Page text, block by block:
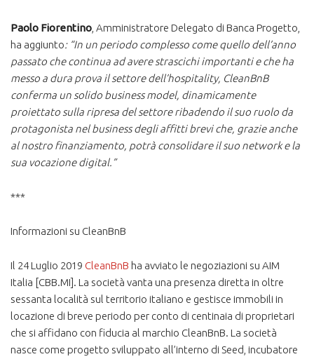
Paolo Fiorentino , Amministratore Delegato di Banca Progetto,
ha aggiunto: “In un periodo complesso come quello dell’anno
passato che continua ad avere strascichi importanti e che ha
messo a dura prova il settore dell’hospitality, CleanBnB
conferma un solido business model, dinamicamente
proiettato sulla ripresa del settore ribadendo il suo ruolo da
protagonista nel business degli affitti brevi che, grazie anche
al nostro finanziamento, potrà consolidare il suo network e la
sua vocazione digital.”
***
Informazioni su CleanBnB
Il 24 Luglio 2019 CleanBnB ha avviato le negoziazioni su AIM
Italia [CBB.MI]. La società vanta una presenza diretta in oltre
sessanta località sul territorio italiano e gestisce immobili in
locazione di breve periodo per conto di centinaia di proprietari
che si affidano con fiducia al marchio CleanBnB. La società
nasce come progetto sviluppato all’interno di Seed, incubatore